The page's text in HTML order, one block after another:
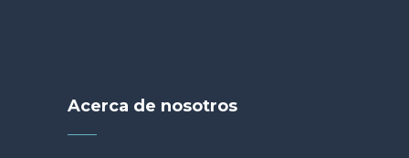
Acerca de nosotros